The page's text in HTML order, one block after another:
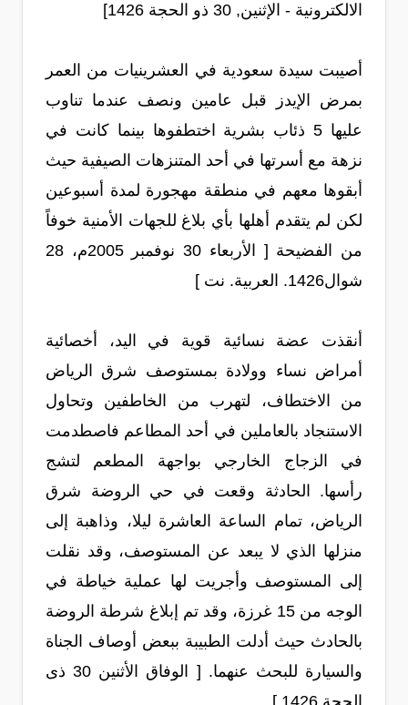
الالكترونية - الإثنين, 30 ذو الحجة 1426]
أصيبت سيدة سعودية في العشرينيات من العمر
بمرض الإيدز قبل عامين ونصف عندما تناوب
عليها 5 ذئاب بشرية اختطفوها بينما كانت في
نزهة مع أسرتها في أحد المتنزهات الصيفية حيث
أبقوها معهم في منطقة مهجورة لمدة أسبوعين
لكن لم يتقدم أهلها بأي بلاغ للجهات الأمنية خوفاً
من الفضيحة [ الأربعاء 30 نوفمبر 2005م، 28
شوال1426. العربية. نت ]
أنقذت عضة نسائية قوية في اليد، أخصائية
أمراض نساء وولادة بمستوصف شرق الرياض
من الاختطاف، لتهرب من الخاطفين وتحاول
الاستنجاد بالعاملين في أحد المطاعم فاصطدمت
في الزجاج الخارجي بواجهة المطعم لتشج
رأسها. الحادثة وقعت في حي الروضة شرق
الرياض، تمام الساعة العاشرة ليلا، وذاهبة إلى
منزلها الذي لا يبعد عن المستوصف، وقد نقلت
إلى المستوصف وأجريت لها عملية خياطة في
الوجه من 15 غرزة، وقد تم إبلاغ شرطة الروضة
بالحادث حيث أدلت الطبيبة ببعض أوصاف الجناة
والسيارة للبحث عنهما. [ الوفاق الأثنين 30 ذى